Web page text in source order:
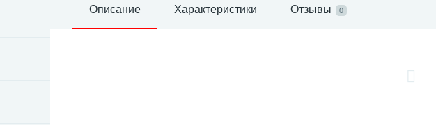
Описание Характеристики Отзывы 0